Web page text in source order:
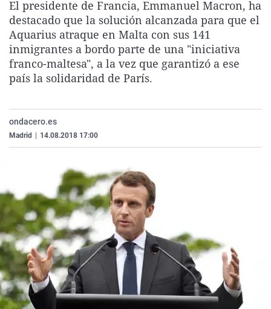
La rosa de los vientos
Gente viajera
Como el perro y el
Caso
Retornados
Equipo de
Extremadura
Galicia
La Rioja
Virales
Televisión
Elecciones
El presidente de Francia, Emmanuel Macron, ha
destacado que la solución alcanzada para que el
Aquarius atraque en Malta con sus 141
inmigrantes a bordo parte de una "iniciativa
franco-maltesa", a la vez que garantizó a ese
país la solidaridad de París.
ondacero.es
Madrid 14.08.2018 17:00